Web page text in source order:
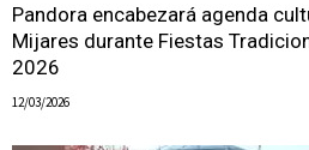
Pandora encabezará agenda
Mijares durante Fiestas
2026
12/03/2026